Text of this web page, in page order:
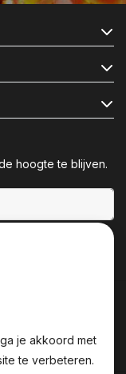
hoogte te blijven.
je akkoord met
te verbeteren.